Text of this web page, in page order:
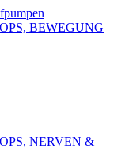
BEWEGUNG
NERVEN &